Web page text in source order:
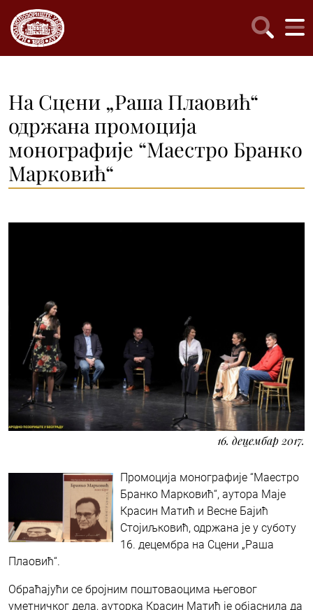
На Сцени „Раша Плаовић“
одржана промоција
монографије “Маестро Бранко
Марковић“
16. децембар 2017.
Промоција монографије “Маестро
Бранко Марковић“, аутора Маје
Красин Матић и Весне Бајић
Стојиљковић, одржана је у суботу
16. децембра на Сцени „Раша
Плаовић“.
Обраћајући се бројним поштоваоцима његовог
уметничког дела, ауторка Красин Матић је објаснила да